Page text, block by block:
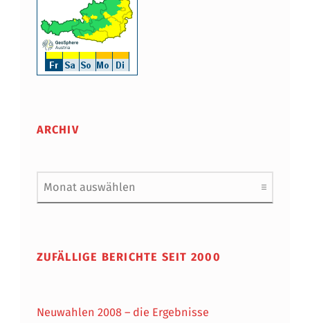
ARCHIV
Archiv
ZUFÄLLIGE BERICHTE SEIT 2000
Neuwahlen 2008 – die Ergebnisse